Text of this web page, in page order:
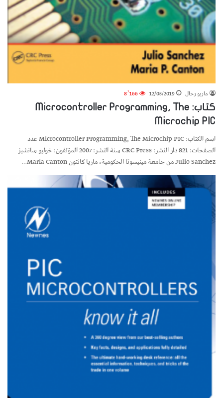
ماريو رحال 12/05/2019
8٬166
كتاب: Microcontroller Programming, The
Microchip PIC
اسم الكتاب: Microcontroller Programming, The Microchip PIC عدد
الصفحات: 821 دار النشر: CRC Press سنة النشر: 2007 المؤلفون: خوليو سانشيز
Julio Sanchez من جامعة مينيسوتا الحكومية، ماريا كانتون Maria Canton…